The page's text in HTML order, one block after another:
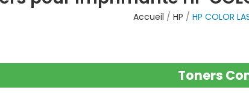
Accueil HP
HP COLOR
Toners